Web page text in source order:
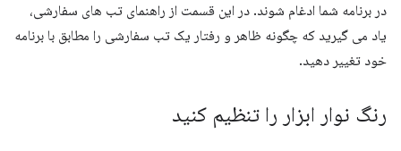
در برنامه شما ادغام شوند. در این قسمت از راهنمای تب های سفارشی،
یاد می گیرید که چگونه ظاهر و رفتار یک تب سفارشی را مطابق با برنامه
خود تغییر دهید.
رنگ نوار ابزار را تنظیم کنید